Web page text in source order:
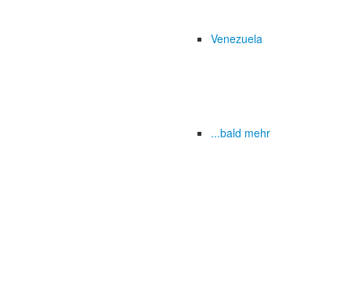
Venezuela
...bald mehr